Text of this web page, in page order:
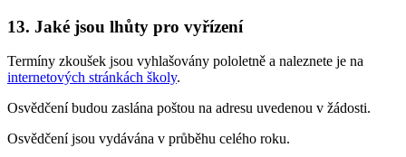
13. Jaké jsou lhůty pro vyřízení
Termíny zkoušek jsou vyhlašovány pololetně a naleznete je na
internetových stránkách školy.
Osvědčení budou zaslána poštou na adresu uvedenou v žádosti.
Osvědčení jsou vydávána v průběhu celého roku.